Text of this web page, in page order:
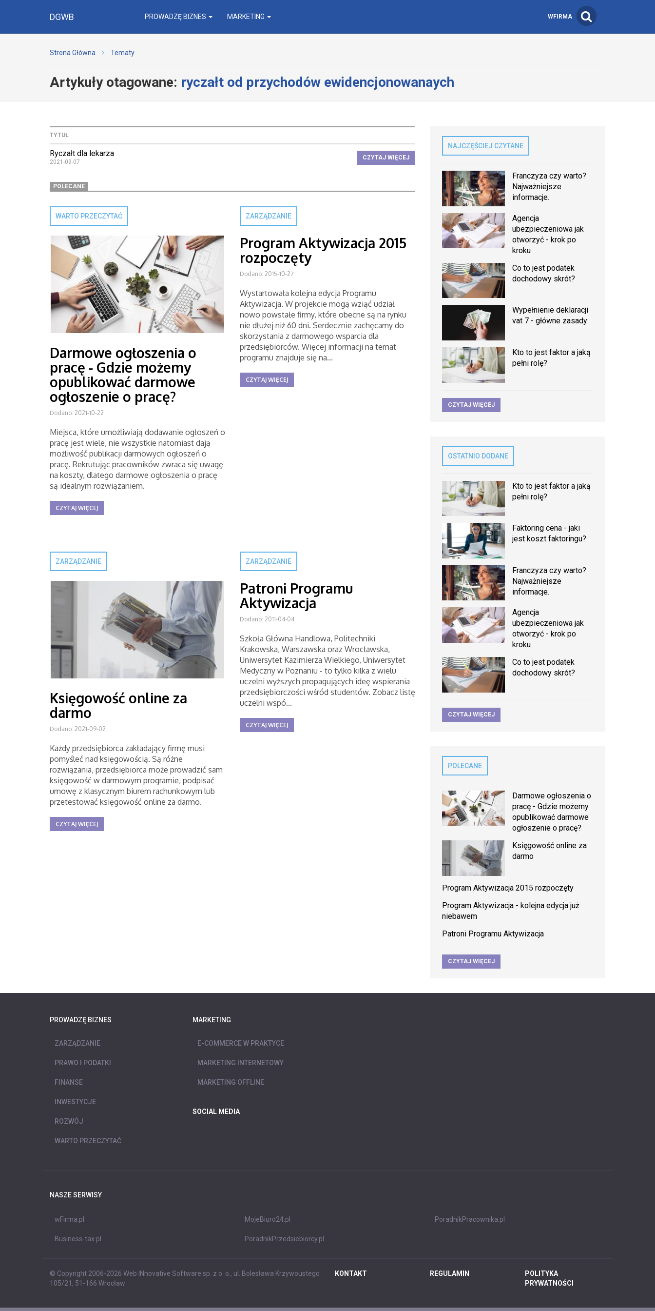
DGWB PROWADZĘ BIZNES MARKETING WFIRMA
Strona Główna Tematy
Artykuły otagowane: ryczałt od przychodów ewidencjonowanaych
TYTUŁ
Ryczałt dla lekarza
2021-09-07
CZYTAJ WIĘCEJ
POLECANE
WARTO PRZECZYTAĆ
Darmowe ogłoszenia o
pracę - Gdzie możemy
opublikować darmowe
ogłoszenie o pracę?
Dodano: 2021-10-22
Miejsca, które umożliwiają dodawanie ogłoszeń o
pracę jest wiele, nie wszystkie natomiast dają
możliwość publikacji darmowych ogłoszeń o
pracę. Rekrutując pracowników zwraca się uwagę
na koszty, dlatego darmowe ogłoszenia o pracę
są idealnym rozwiązaniem.
CZYTAJ WIĘCEJ
ZARZĄDZANIE
Program Aktywizacja 2015
rozpoczęty
Dodano: 2015-10-27
Wystartowała kolejna edycja Programu
Aktywizacja. W projekcie mogą wziąć udział
nowo powstałe firmy, które obecne są na rynku
nie dłużej niż 60 dni. Serdecznie zachęcamy do
skorzystania z darmowego wsparcia dla
przedsiębiorców. Więcej informacji na temat
programu znajduje się na...
CZYTAJ WIĘCEJ
ZARZĄDZANIE
Księgowość online za
darmo
Dodano: 2021-09-02
Każdy przedsiębiorca zakładający firmę musi
pomyśleć nad księgowością. Są różne
rozwiązania, przedsiębiorca może prowadzić sam
księgowość w darmowym programie, podpisać
umowę z klasycznym biurem rachunkowym lub
przetestować księgowość online za darmo.
CZYTAJ WIĘCEJ
ZARZĄDZANIE
Patroni Programu
Aktywizacja
Dodano: 2011-04-04
Szkoła Główna Handlowa, Politechniki
Krakowska, Warszawska oraz Wrocławska,
Uniwersytet Kazimierza Wielkiego, Uniwersytet
Medyczny w Poznaniu - to tylko kilka z wielu
uczelni wyższych propagujących ideę wspierania
przedsiębiorczości wśród studentów. Zobacz listę
uczelni wspó...
CZYTAJ WIĘCEJ
NAJCZĘŚCIEJ CZYTANE
Franczyza czy warto?
Najważniejsze
informacje.
Agencja
ubezpieczeniowa jak
otworzyć - krok po
kroku
Co to jest podatek
dochodowy skrót?
Wypełnienie deklaracji
vat 7 - główne zasady
Kto to jest faktor a jaką
pełni rolę?
CZYTAJ WIĘCEJ
OSTATNIO DODANE
Kto to jest faktor a jaką
pełni rolę?
Faktoring cena - jaki
jest koszt faktoringu?
Franczyza czy warto?
Najważniejsze
informacje.
Agencja
ubezpieczeniowa jak
otworzyć - krok po
kroku
Co to jest podatek
dochodowy skrót?
CZYTAJ WIĘCEJ
POLECANE
Darmowe ogłoszenia o
pracę - Gdzie możemy
opublikować darmowe
ogłoszenie o pracę?
Księgowość online za
darmo
Program Aktywizacja 2015 rozpoczęty
Program Aktywizacja - kolejna edycja już
niebawem
Patroni Programu Aktywizacja
CZYTAJ WIĘCEJ
PROWADZĘ BIZNES
ZARZĄDZANIE
PRAWO I PODATKI
FINANSE
INWESTYCJE
ROZWÓJ
WARTO PRZECZYTAĆ
MARKETING
E-COMMERCE W PRAKTYCE
MARKETING INTERNETOWY
MARKETING OFFLINE
SOCIAL MEDIA
NASZE SERWISY
wFirma.pl
Business-tax.pl
MojeBiuro24.pl
PoradnikPrzedsiebiorcy.pl
PoradnikPracownika.pl
© Copyright 2006-2026 Web INnovative Software sp. z o. o., ul. Bolesława Krzywoustego
105/21, 51-166 Wrocław
KONTAKT REGULAMIN
POLITYKA
PRYWATNOŚCI